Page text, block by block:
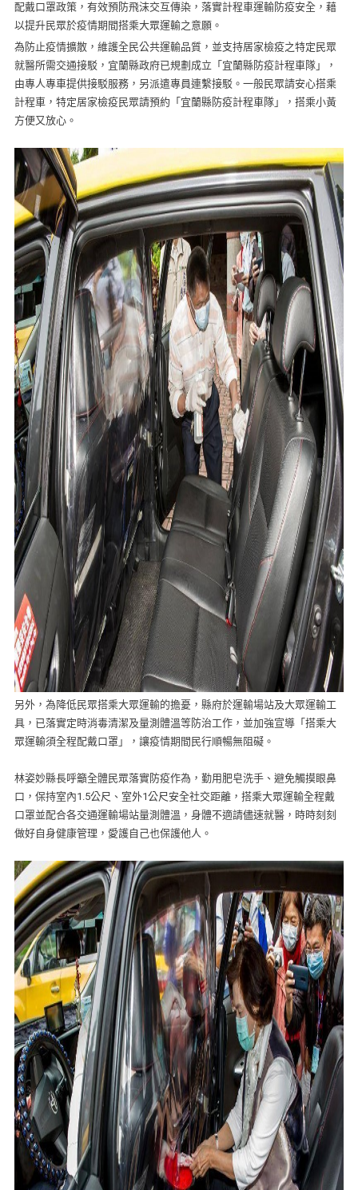
配戴口罩政策，有效預防飛沫交互傳染，落實計程車運輸防疫安全，藉
以提升民眾於疫情期間搭乘大眾運輸之意願。
為防止疫情擴散，維護全民公共運輸品質，並支持居家檢疫之特定民眾
就醫所需交通接駁，宜蘭縣政府已規劃成立「宜蘭縣防疫計程車隊」，
由專人專車提供接駁服務，另派遣專員連繫接駁。一般民眾請安心搭乘
計程車，特定居家檢疫民眾請預約「宜蘭縣防疫計程車隊」，搭乘小黃
方便又放心。
另外，為降低民眾搭乘大眾運輸的擔憂，縣府於運輸場站及大眾運輸工
具，已落實定時消毒清潔及量測體溫等防治工作，並加強宣導「搭乘大
眾運輸須全程配戴口罩」，讓疫情期間民行順暢無阻礙。
林姿妙縣長呼籲全體民眾落實防疫作為，勤用肥皂洗手、避免觸摸眼鼻
口，保持室內1.5公尺、室外1公尺安全社交距離，搭乘大眾運輸全程戴
口罩並配合各交通運輸場站量測體溫，身體不適請儘速就醫，時時刻刻
做好自身健康管理，愛護自己也保護他人。